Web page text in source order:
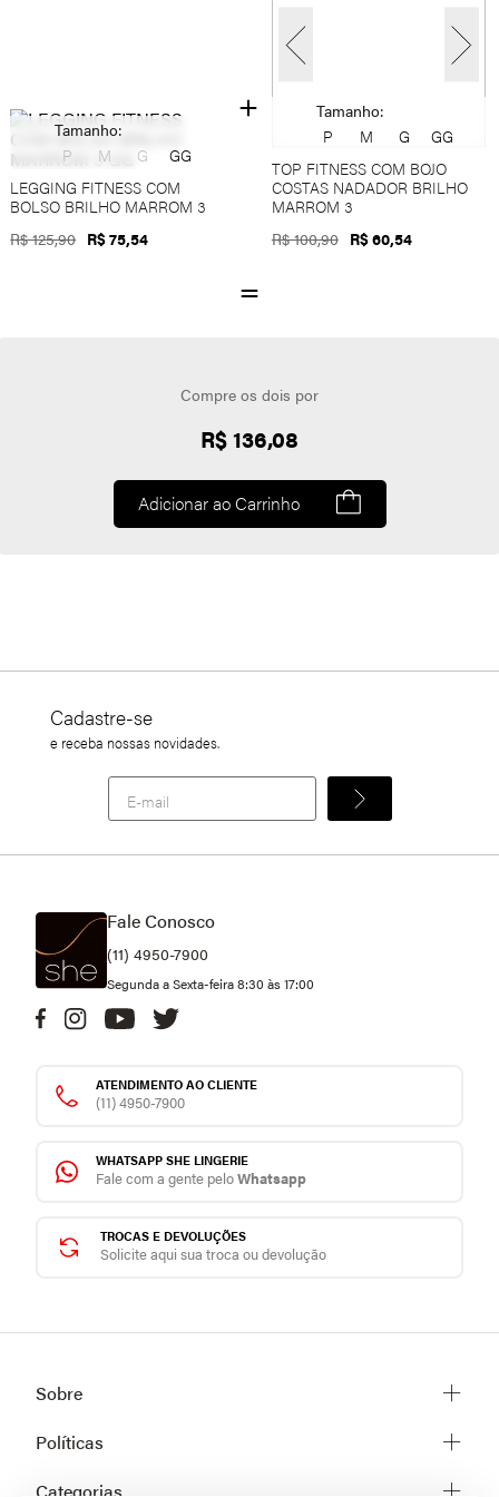
Tamanho:
G
GG
M
P
LEGGING FITNESS COM
BOLSO BRILHO MARROM 3
R$ 125,90 R$ 75,54
Tamanho:
G
GG
M
P
TOP FITNESS COM BOJO
COSTAS NADADOR BRILHO
MARROM 3
R$ 100,90 R$ 60,54
Compre os dois por
R$ 136,08
Adicionar ao Carrinho
Cadastre-se
e receba nossas novidades.
Fale Conosco
(11) 4950-7900
Segunda a Sexta-feira 8:30 às 17:00
ATENDIMENTO AO CLIENTE
(11) 4950-7900
WHATSAPP SHE LINGERIE
Fale com a gente peloWhatsapp
TROCAS E DEVOLUÇÕES
Solicite aqui sua troca ou devolução
Sobre
Sobre a She
Fale conosco
Políticas
Trocas e Devoluções
Categorias